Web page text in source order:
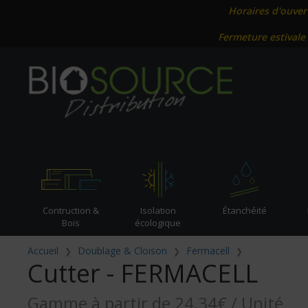
Horaires
Fermeture estivale
Contruction &
Bois
Isolation
écologique
Étanchéité
Accueil Doublage & Cloison Fermacell
Cutter - FERMACELL
Gamme à partir de 24,34€ / Unité